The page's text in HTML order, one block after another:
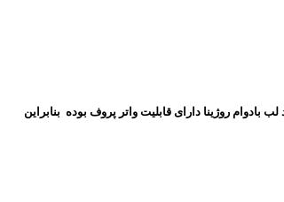
روژینا دارای قابلیت واتر پروف بوده بنابراین